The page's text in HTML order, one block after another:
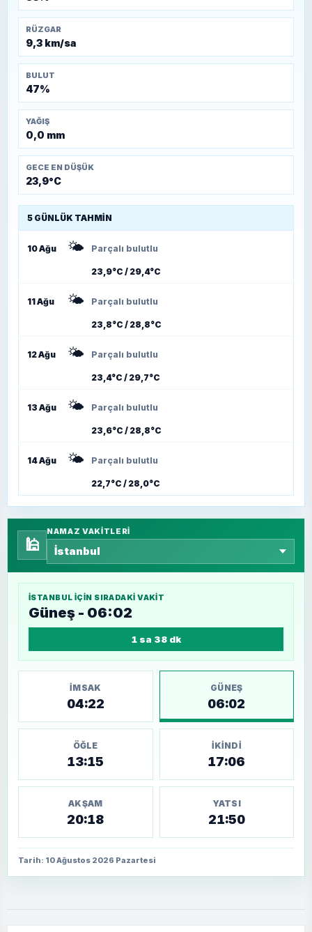
RÜZGAR
9,3 km/sa
BULUT
47%
YAĞIŞ
0,0 mm
GECE EN DÜŞÜK
23,9°C
5 GÜNLÜK TAHMIN
10 Ağu 🌤️ Parçalı bulutlu
23,9°C / 29,4°C
11 Ağu 🌤️ Parçalı bulutlu
23,8°C / 28,8°C
12 Ağu 🌤️ Parçalı bulutlu
23,4°C / 29,7°C
13 Ağu 🌤️ Parçalı bulutlu
23,6°C / 28,8°C
14 Ağu 🌤️ Parçalı bulutlu
22,7°C / 28,0°C
🕌
NAMAZ VAKITLERI
İSTANBUL IÇIN SIRADAKI VAKIT
Güneş - 06:02
1 sa 38 dk
İMSAK
04:22
GÜNEŞ
06:02
ÖĞLE
13:15
İKINDI
17:06
AKŞAM
20:18
YATSI
21:50
Tarih: 10 Ağustos 2026 Pazartesi